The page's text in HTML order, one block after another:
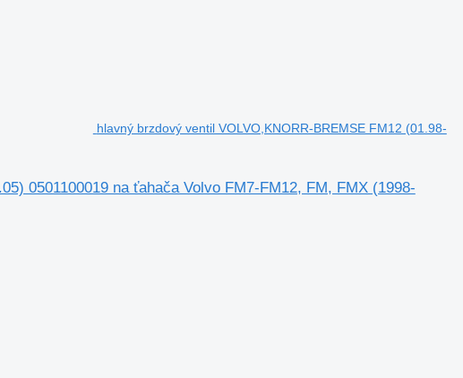
hlavný brzdový ventil VOLVO,KNORR-BREMSE FM12 (01.98-
0501100019 na ťahača Volvo FM7-FM12, FM, FMX (1998-